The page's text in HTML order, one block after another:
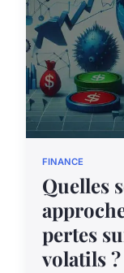
FINANCE
Quelles
pertes
volatils ?